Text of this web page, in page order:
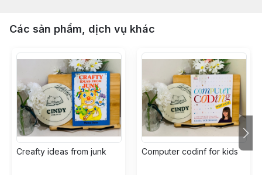
Các sản phẩm, dịch vụ khác
Creafty ideas from junk Computer codinf for kids